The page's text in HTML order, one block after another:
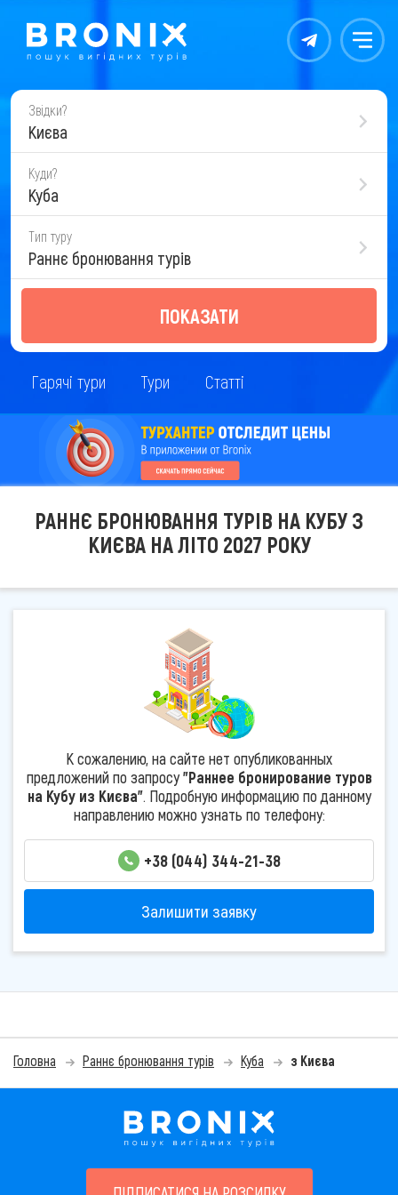
Контакты Меню
Звідки?
Києва
Куди?
Куба
Тип туру
Раннє бронювання турів
ПОКАЗАТИ
Гарячі тури Тури Статті
РАННЄ БРОНЮВАННЯ ТУРІВ НА КУБУ З
КИЄВА НА ЛІТО 2027 РОКУ
К сожалению, на сайте нет опубликованных
предложений по запросу"Раннее бронирование туров
на Кубу из Києва". Подробную информацию по данному
направлению можно узнать по телефону:
+38 (044) 344-21-38
Залишити заявку
Головна Раннє бронювання турів Куба з Києва